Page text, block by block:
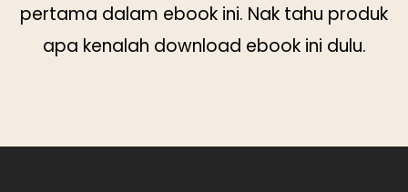
pertama dalam ebook ini. Nak tahu produk
apa kenalah download ebook ini dulu.